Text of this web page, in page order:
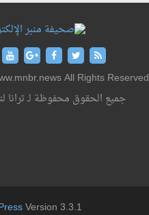
All Rights
جميع الحقوق محفوظة لـ ترانا
Version 3.3.1